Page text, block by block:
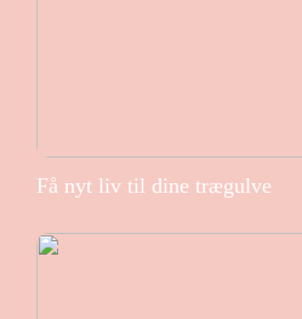
Få nyt liv til dine trægulve